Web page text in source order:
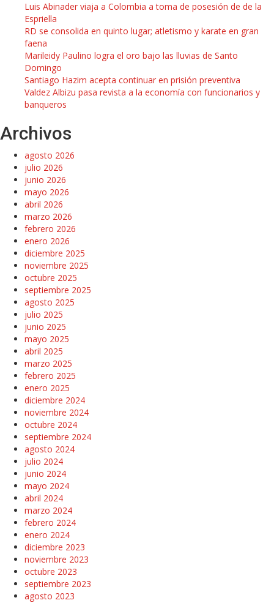
Luis Abinader viaja a Colombia a toma de posesión de de la
Espriella
RD se consolida en quinto lugar; atletismo y karate en gran
faena
Marileidy Paulino logra el oro bajo las lluvias de Santo
Domingo
Santiago Hazim acepta continuar en prisión preventiva
Valdez Albizu pasa revista a la economía con funcionarios y
banqueros
Archivos
agosto 2026
julio 2026
junio 2026
mayo 2026
abril 2026
marzo 2026
febrero 2026
enero 2026
diciembre 2025
noviembre 2025
octubre 2025
septiembre 2025
agosto 2025
julio 2025
junio 2025
mayo 2025
abril 2025
marzo 2025
febrero 2025
enero 2025
diciembre 2024
noviembre 2024
octubre 2024
septiembre 2024
agosto 2024
julio 2024
junio 2024
mayo 2024
abril 2024
marzo 2024
febrero 2024
enero 2024
diciembre 2023
noviembre 2023
octubre 2023
septiembre 2023
agosto 2023